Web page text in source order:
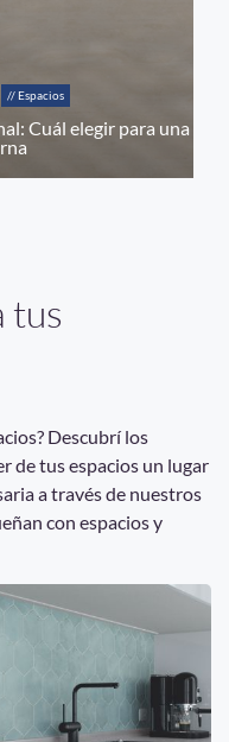
// Espacios
Cuál elegir para una
tus
Descubrí los
de tus espacios un lugar
a través de nuestros
con espacios y